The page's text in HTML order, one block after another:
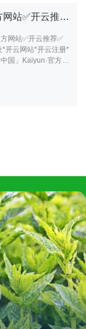
🦄开云集团「中国」Kaiyun·官方网站✅开云推荐✅我们为您提供:开云集团*开云官网*开云官方*开云网址*开云网站*开云注册*开云开户*开云电子*开元官网*开元在线这是由于“液氧败露的大地系统故障问题”-开云集团「中国」Kaiyun·官方网站
网站✅开云推荐✅
开云网站*开云注册*
国」Kaiyun·官方网
，北京时刻今天（8
运送火箭“星舰”在临